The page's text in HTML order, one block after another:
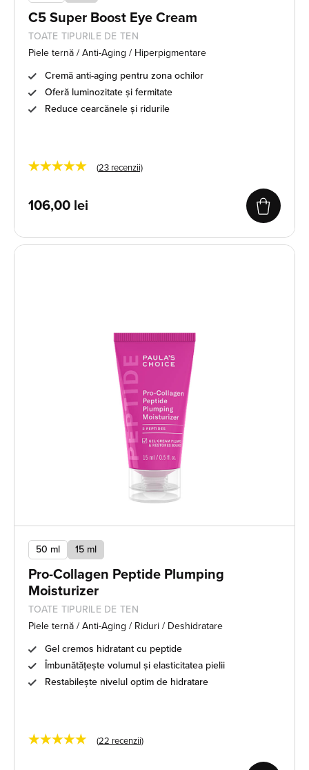
C5 Super Boost Eye Cream
TOATE TIPURILE DE TEN
Piele ternă / Anti-Aging / Hiperpigmentare
Cremă anti-aging pentru zona ochilor
Oferă luminozitate și fermitate
Reduce cearcănele și ridurile
★★★★★ (23 recenzii)
106,00 lei
50 ml 15 ml
Pro-Collagen Peptide Plumping
Moisturizer
TOATE TIPURILE DE TEN
Piele ternă / Anti-Aging / Riduri / Deshidratare
Gel cremos hidratant cu peptide
Îmbunătățește volumul și elasticitatea pielii
Restabilește nivelul optim de hidratare
★★★★★ (22 recenzii)